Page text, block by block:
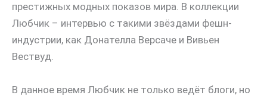
престижных модных показов мира. В коллекции
Любчик – интервью с такими звёздами фешн-
индустрии, как Донателла Версаче и Вивьен
Вествуд.
В данное время Любчик не только ведёт блоги, но